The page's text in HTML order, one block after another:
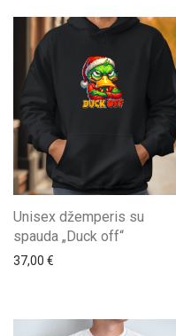
Unisex džemperis su
spauda „Duck off“
37,00 €